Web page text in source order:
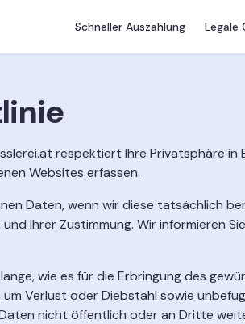
Schneller Auszahlung Legale
respektiert Ihre Privatsphäre
Websites erfassen.
Daten, wenn wir diese tatsächlich
Ihrer Zustimmung. Wir informieren
wie es für die Erbringung des
Verlust oder Diebstahl sowie
nicht öffentlich oder an Dritte